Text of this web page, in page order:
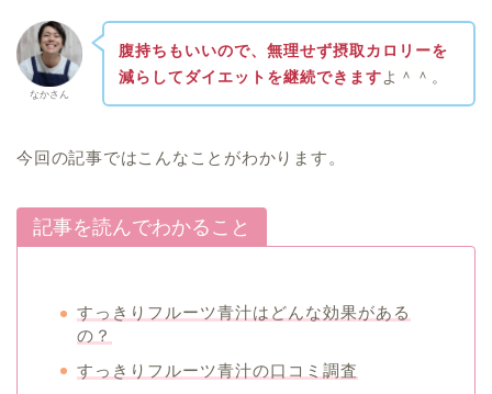
なかさん
腹持ちもいいので、無理せず摂取カロリーを
減らしてダイエットを継続できますよ＾＾。
今回の記事ではこんなことがわかります。
記事を読んでわかること
すっきりフルーツ青汁はどんな効果がある
の？
すっきりフルーツ青汁の口コミ調査